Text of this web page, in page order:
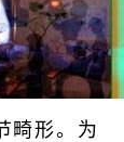
畸形。为